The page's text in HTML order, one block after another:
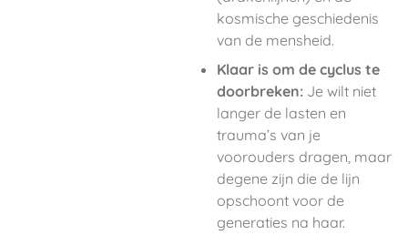
kosmische geschiedenis
van de mensheid.
Klaar is om de cyclus te
doorbreken: Je wilt niet
langer de lasten en
trauma’s van je
voorouders dragen, maar
degene zijn die de lijn
opschoont voor de
generaties na haar.